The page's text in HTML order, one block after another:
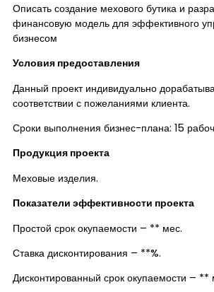
Описать создание мехового бутика и
финансовую модель для эффективного
бизнесом
Условия предоставления
Данный проект индивидуально
соответствии с пожеланиями клиента.
Сроки выполнения бизнес-плана: 15
Продукция проекта
Меховые изделия.
Показатели эффективности проекта
Простой срок окупаемости – ** мес.
Ставка дисконтирования – **%.
Дисконтированный срок окупаемости – **